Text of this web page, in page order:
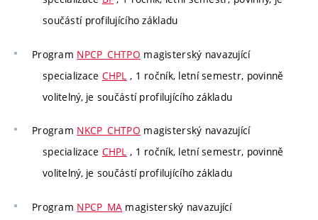
součástí profilujícího základu
Program NPCP_CHTPO magisterský navazující
specializace CHPL , 1 ročník, letní semestr, povinně
volitelný, je součástí profilujícího základu
Program NKCP_CHTPO magisterský navazující
specializace CHPL , 1 ročník, letní semestr, povinně
volitelný, je součástí profilujícího základu
Program NPCP_MA magisterský navazující